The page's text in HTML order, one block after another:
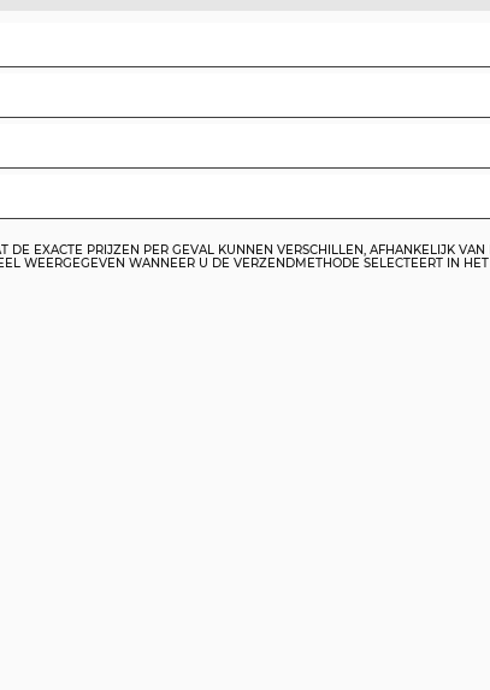
EXACTE PRIJZEN PER GEVAL KUNNEN VERSCHILLEN, AFHANKELIJK VAN
WEERGEGEVEN WANNEER U DE VERZENDMETHODE SELECTEERT IN HET